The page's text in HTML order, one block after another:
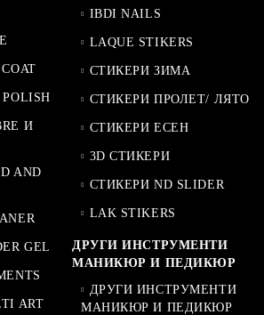
И
AND
GEL
ART
IBDI NAILS
LAQUE STIKERS
СТИКЕРИ ЗИМА
СТИКЕРИ ПРОЛЕТ/ ЛЯТО
СТИКЕРИ ЕСЕН
3D СТИКЕРИ
СТИКЕРИ ND SLIDER
LAK STIKERS
ДРУГИ ИНСТРУМЕНТИ
МАНИКЮР И ПЕДИКЮР
ДРУГИ ИНСТРУМЕНТИ
МАНИКЮР И ПЕДИКЮР